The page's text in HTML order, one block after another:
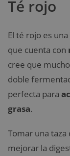
Té rojo
El té rojo es
que cuenta con
cree que
doble
perfecta para
grasa.
Tomar una
mejorar la